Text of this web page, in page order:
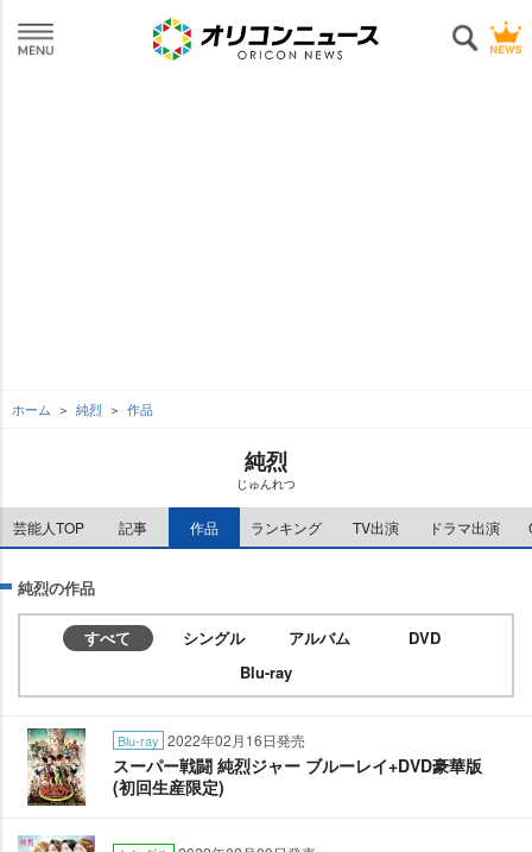
ホーム 純烈 作品
純烈
じゅんれつ
芸能人TOP 記事 作品 ランキング TV出演 ドラマ出演
純烈の作品
すべて シングル アルバム
DVD
Blu-ray
Blu-ray 2022年02月16日発売
スーパー戦闘 純烈ジャー ブルーレイ+DVD豪華版
(初回生産限定)